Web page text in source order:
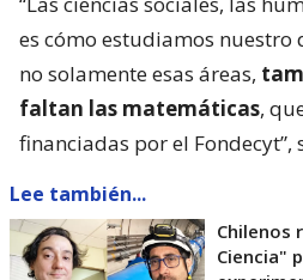
es cómo estudiamos nuestro
no solamente esas áreas,
faltan las matemáticas,
financiadas por el Fondecyt”,
Lee también...
Chilenos
Ciencia"